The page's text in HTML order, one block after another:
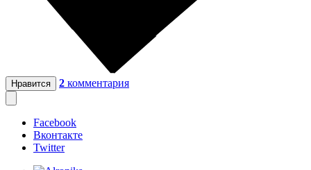
Нравится 2 комментария
Facebook
Вконтакте
Twitter